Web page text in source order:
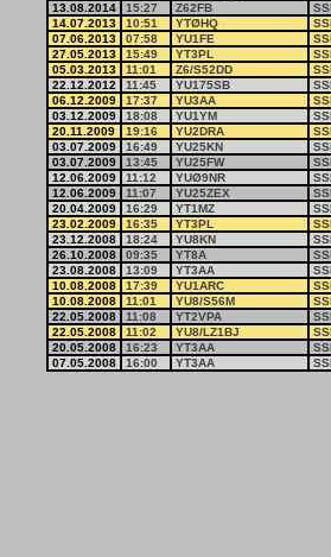
13.08.2014
15:27 Z62FB
14.07.2013
10:51 YTØHQ
07.06.2013
07:58 YU1FE
27.05.2013
15:49 YT3PL
05.03.2013
11:01 Z6/S52DD
22.12.2012
11:45 YU175SB
06.12.2009
17:37 YU3AA
03.12.2009
18:08 YU1YM
20.11.2009
19:16 YU2DRA
03.07.2009
16:49 YU25KN
03.07.2009
13:45 YU25FW
12.06.2009
11:12 YUØ9NR
12.06.2009
11:07 YU25ZEX
20.04.2009
16:29 YT1MZ
23.02.2009
16:35 YT3PL
23.12.2008
18:24 YU8KN
26.10.2008
09:35 YT8A
23.08.2008
13:09 YT3AA
10.08.2008
17:39 YU1ARC
10.08.2008
11:01 YU8/S56M
22.05.2008
11:08 YT2VPA
22.05.2008
11:02 YU8/LZ1BJ
20.05.2008
16:23 YT3AA
07.05.2008
16:00 YT3AA